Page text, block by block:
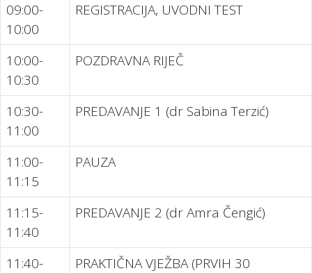
09:00-
10:00
REGISTRACIJA, UVODNI TEST
10:00-
10:30
POZDRAVNA RIJEČ
10:30-
11:00
PREDAVANJE 1 (dr Sabina Terzić)
11:00-
11:15
PAUZA
11:15-
11:40
PREDAVANJE 2 (dr Amra Čengić)
11:40-
PRAKTIČNA VJEŽBA (PRVIH 30